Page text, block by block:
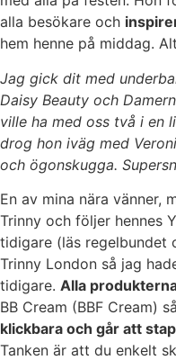
alla besökare och
hem henne på middag.
Jag gick dit med
Daisy Beauty och
ville ha med oss två i en
drog hon iväg med
och ögonskugga.
En av mina nära vänner,
Trinny och följer hennes
tidigare (läs regelbundet
Trinny London så jag
tidigare. Alla
BB Cream (BBF Cream)
klickbara och går att
Tanken är att du enkelt